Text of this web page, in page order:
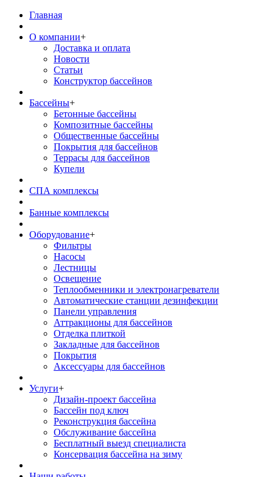
Главная
О компании+
Доставка и оплата
Новости
Статьи
Конструктор бассейнов
Бассейны+
Бетонные бассейны
Композитные бассейны
Общественные бассейны
Покрытия для бассейнов
Террасы для бассейнов
Купели
СПА комплексы
Банные комплексы
Оборудование+
Фильтры
Насосы
Лестницы
Освещение
Теплообменники и электронагреватели
Автоматические станции дезинфекции
Панели управления
Аттракционы для бассейнов
Отделка плиткой
Закладные для бассейнов
Покрытия
Аксессуары для бассейнов
Услуги+
Дизайн-проект бассейна
Бассейн под ключ
Реконструкция бассейна
Обслуживание бассейна
Бесплатный выезд специалиста
Консервация бассейна на зиму